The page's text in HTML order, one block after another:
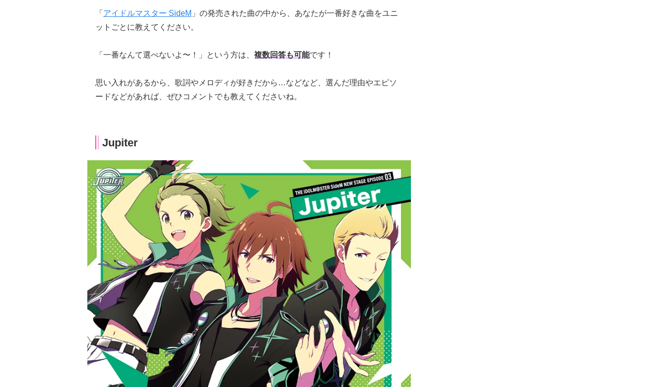
「 アイドルマスター SideM 」の発売された曲の中から、あなたが一番好きな曲をユニ
ットごとに教えてください。
「一番なんて選べないよ〜！」という方は、 複数回答も可能です！
思い入れがあるから、歌詞やメロディが好きだから…などなど、選んだ理由やエピソ
ードなどがあれば、ぜひコメントでも教えてくださいね。
Jupiter